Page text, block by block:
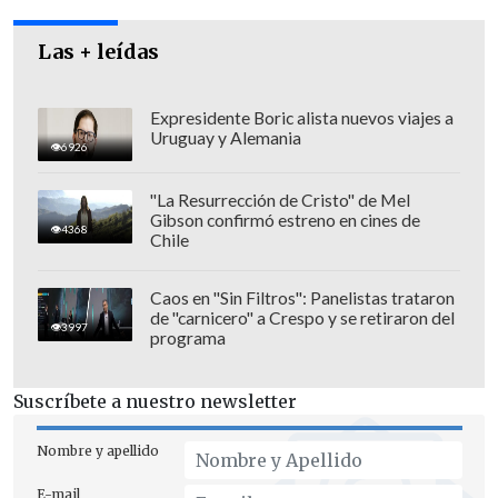
"No tengo conciencia que él (Errázuriz)
haya procedido tratando de hacerle mal
a una víctima, él fue parte de un
cosas se guardaban por bien de la
institución y en eso hemos aprendido, él
Sobre las declaraciones de Hamilton,
Montes indicó que "me pongo en el
lugar de él y le encuentro razón, creo que
Las + leídas
6926
Expresidente Boric alista nuevos viajes a
Uruguay y Alemania
4368
"La Resurrección de Cristo" de Mel
Gibson confirmó estreno en cines de
Chile
3997
Caos en "Sin Filtros": Panelistas trataron
de "carnicero" a Crespo y se retiraron del
programa
Suscríbete a nuestro newsletter
Nombre y apellido
E-mail